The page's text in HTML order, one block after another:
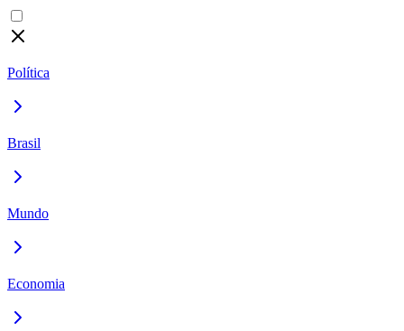
Política
Brasil
Mundo
Economia